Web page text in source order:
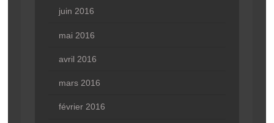
juin 2016
mai 2016
avril 2016
mars 2016
février 2016